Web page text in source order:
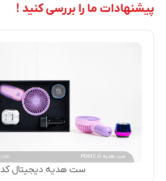
پیشنهادات ما را بررسی کنید !
ست هدیه دیجیتال کد PD۰۱۲